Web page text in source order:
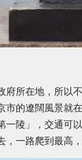
府所在地，所
市的遼闊風景就
一陵」，交通可
，一路爬到最高